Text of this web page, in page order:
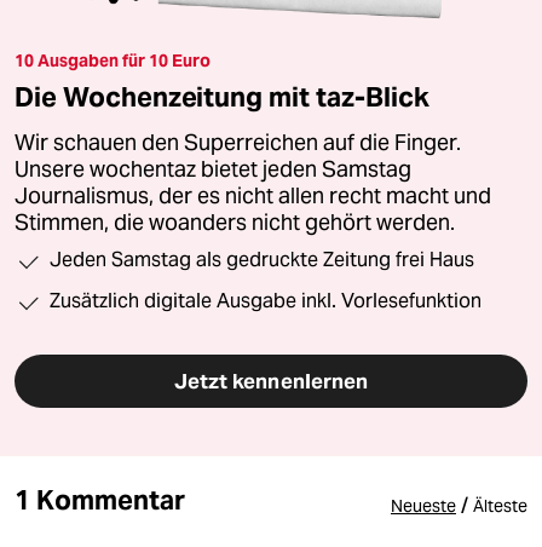
10 Ausgaben für 10 Euro
Die Wochenzeitung mit taz-Blick
Wir schauen den Superreichen auf die Finger.
Unsere wochentaz bietet jeden Samstag
Journalismus, der es nicht allen recht macht und
Stimmen, die woanders nicht gehört werden.
Jeden Samstag als gedruckte Zeitung frei Haus
Zusätzlich digitale Ausgabe inkl. Vorlesefunktion
Jetzt kennenlernen
1 Kommentar Neueste / Älteste